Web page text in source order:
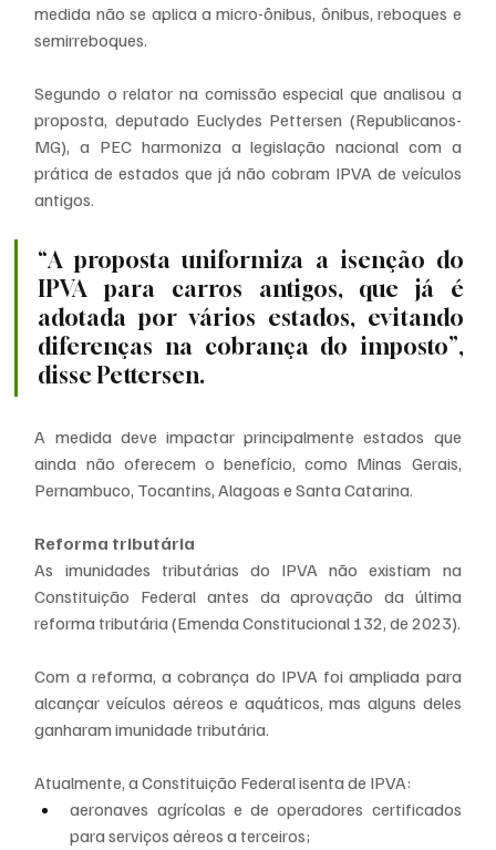
medida não se aplica a micro-ônibus, ônibus, reboques e
semirreboques.
Segundo o relator na comissão especial que analisou a
proposta, deputado Euclydes Pettersen (Republicanos-
MG), a PEC harmoniza a legislação nacional com a
prática de estados que já não cobram IPVA de veículos
antigos.
“A proposta uniformiza a isenção do
IPVA para carros antigos, que já é
adotada por vários estados, evitando
diferenças na cobrança do imposto”,
disse Pettersen.
A medida deve impactar principalmente estados que
ainda não oferecem o benefício, como Minas Gerais,
Pernambuco, Tocantins, Alagoas e Santa Catarina.
Reforma tributária
As imunidades tributárias do IPVA não existiam na
Constituição Federal antes da aprovação da última
reforma tributária (Emenda Constitucional 132, de 2023).
Com a reforma, a cobrança do IPVA foi ampliada para
alcançar veículos aéreos e aquáticos, mas alguns deles
ganharam imunidade tributária.
Atualmente, a Constituição Federal isenta de IPVA:
aeronaves agrícolas e de operadores certificados
para serviços aéreos a terceiros;